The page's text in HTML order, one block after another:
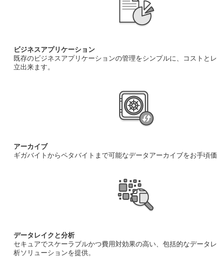
ビジネスアプリケーション
既存のビジネスアプリケーションの管理をシンプルに、コストと
立出来ます。
アーカイブ
ギガバイトからペタバイトまで可能なデータアーカイブをお手頃
データレイクと分析
セキュアでスケーラブルかつ費用対効果の高い、包括的なデータ
析ソリューションを提供。